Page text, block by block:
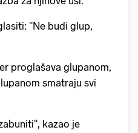
"Ne budi glup,
proglašava glupanom,
smatraju svi
kazao je